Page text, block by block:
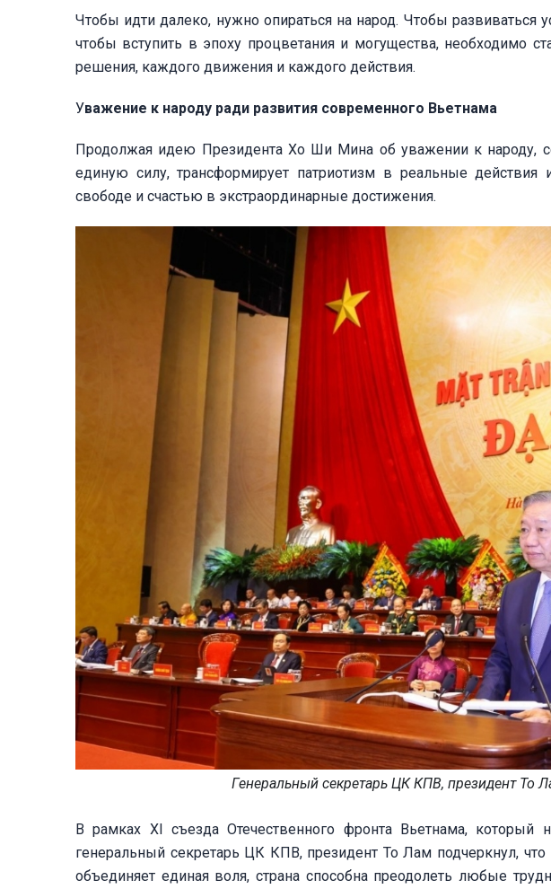
Чтобы идти далеко, нужно опираться на народ. Чтобы развиваться
чтобы вступить в эпоху процветания и могущества, необходимо
решения, каждого движения и каждого действия.
Уважение к народу ради развития современного Вьетнама
Продолжая идею Президента Хо Ши Мина об уважении к народу,
единую силу, трансформирует патриотизм в реальные действия
свободе и счастью в экстраординарные достижения.
Генеральный секретарь ЦК КПВ, президент То
В рамках XI съезда Отечественного фронта Вьетнама,
генеральный секретарь ЦК КПВ, президент То Лам подчеркнул, что
объединяет единая воля, страна способна преодолеть любые